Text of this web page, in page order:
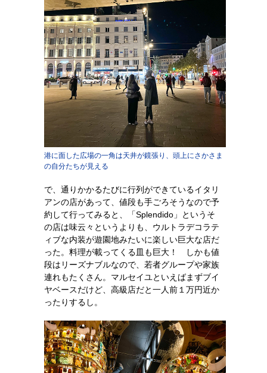
港に面した広場の一角は天井が鏡張り、頭上にさかさま
の自分たちが見える
で、通りかかるたびに行列ができているイタリ
アンの店があって、値段も手ごろそうなので予
約して行ってみると、「Splendido」というそ
の店は味云々というよりも、ウルトラデコラテ
ィブな内装が遊園地みたいに楽しい巨大な店だ
った。料理が載ってくる皿も巨大！ しかも値
段はリーズナブルなので、若者グループや家族
連れもたくさん。マルセイユといえばまずブイ
ヤベースだけど、高級店だと一人前１万円近か
ったりするし。